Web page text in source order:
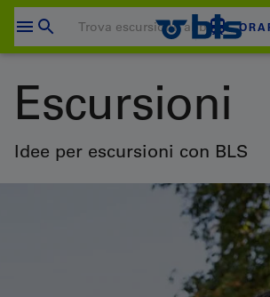
Salta
CARRELLO
Login
Escursioni
Idee per escursioni con BLS